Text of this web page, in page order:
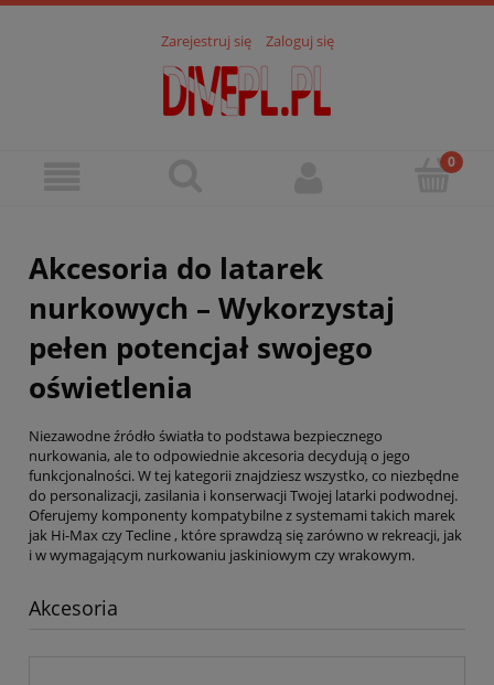
Zarejestruj się Zaloguj się
Akcesoria do latarek
nurkowych – Wykorzystaj
pełen potencjał swojego
oświetlenia
Niezawodne źródło światła to podstawa bezpiecznego
nurkowania, ale to odpowiednie akcesoria decydują o jego
funkcjonalności. W tej kategorii znajdziesz wszystko, co niezbędne
do personalizacji, zasilania i konserwacji Twojej latarki podwodnej.
Oferujemy komponenty kompatybilne z systemami takich marek
jak Hi-Max czy Tecline , które sprawdzą się zarówno w rekreacji, jak
i w wymagającym nurkowaniu jaskiniowym czy wrakowym.
Akcesoria